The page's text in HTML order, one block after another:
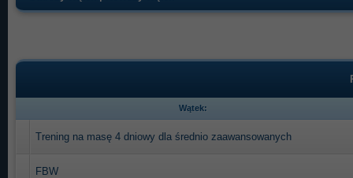
Wątek:
Trening na masę 4 dniowy dla średnio zaawansowanych
FBW